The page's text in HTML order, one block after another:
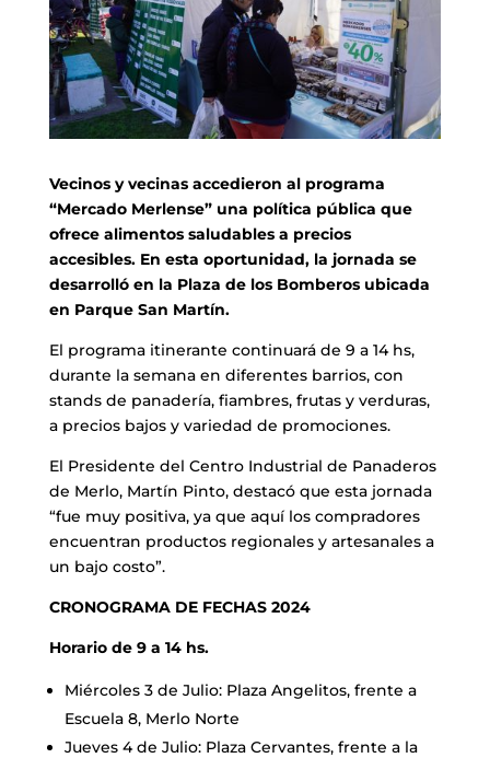
Vecinos y vecinas accedieron al programa
“Mercado Merlense” una política pública que
ofrece alimentos saludables a precios
accesibles. En esta oportunidad, la jornada se
desarrolló en la Plaza de los Bomberos ubicada
en Parque San Martín.
El programa itinerante continuará de 9 a 14 hs,
durante la semana en diferentes barrios, con
stands de panadería, fiambres, frutas y verduras,
a precios bajos y variedad de promociones.
El Presidente del Centro Industrial de Panaderos
de Merlo, Martín Pinto, destacó que esta jornada
“fue muy positiva, ya que aquí los compradores
encuentran productos regionales y artesanales a
un bajo costo”.
CRONOGRAMA DE FECHAS 2024
Horario de 9 a 14 hs.
Miércoles 3 de Julio: Plaza Angelitos, frente a
Escuela 8, Merlo Norte
Jueves 4 de Julio: Plaza Cervantes, frente a la